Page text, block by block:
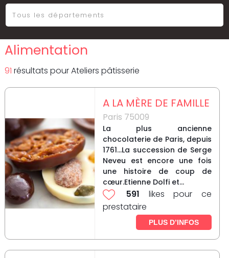
Alimentation
91 résultats pourAteliers pâtisserie
A LA MÈRE DE FAMILLE
Paris 75009
La plus ancienne
chocolaterie de Paris, depuis
1761...La succession de Serge
Neveu est encore une fois
une histoire de coup de
cœur.Etienne Dolfi et...
591 likes pour ce
prestataire
PLUS D’INFOS